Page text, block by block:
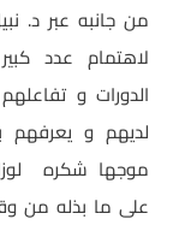
من جانبه عبر د.
لاهتمام عدد
الدورات و
لديهم و يعرفهم
موجها شكره
على ما بذله من